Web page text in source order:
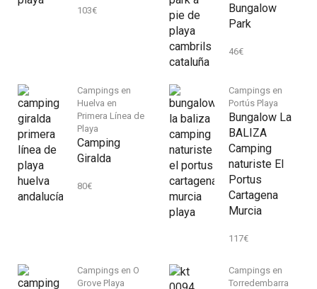
103€
Bungalow
Park
46€
Campings en
Huelva en
Primera Línea de
Playa
Camping
Giralda
80€
Campings en
Portús Playa
Bungalow La
BALIZA
Camping
naturiste El
Portus
Cartagena
Murcia
117€
Campings en O
Grove Playa
Campings en
Torredembarra